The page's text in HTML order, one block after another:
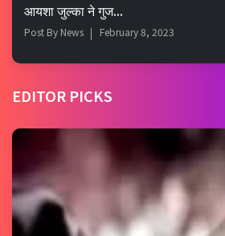
आयशा जुल्का ने गुज...
Post By News February 8, 2023
EDITOR PICKS